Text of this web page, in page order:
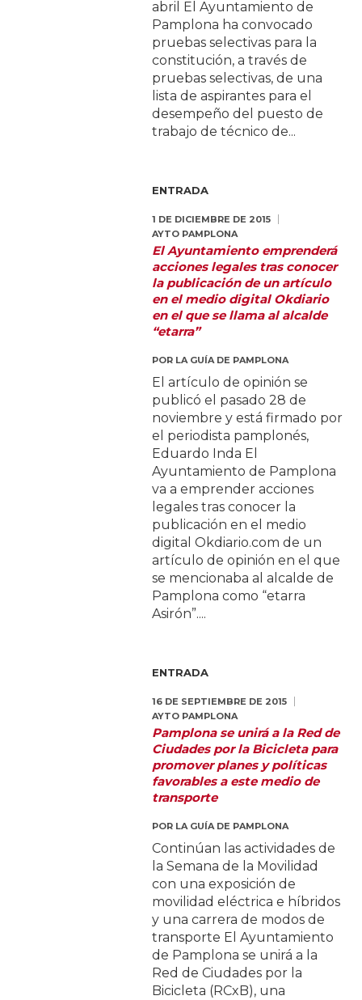
abril El Ayuntamiento de
Pamplona ha convocado
pruebas selectivas para la
constitución, a través de
pruebas selectivas, de una
lista de aspirantes para el
desempeño del puesto de
trabajo de técnico de...
ENTRADA
1 DE DICIEMBRE DE 2015
AYTO PAMPLONA
El Ayuntamiento emprenderá
acciones legales tras conocer
la publicación de un artículo
en el medio digital Okdiario
en el que se llama al alcalde
“etarra”
POR LA GUÍA DE PAMPLONA
El artículo de opinión se
publicó el pasado 28 de
noviembre y está firmado por
el periodista pamplonés,
Eduardo Inda El
Ayuntamiento de Pamplona
va a emprender acciones
legales tras conocer la
publicación en el medio
digital Okdiario.com de un
artículo de opinión en el que
se mencionaba al alcalde de
Pamplona como “etarra
Asirón”....
ENTRADA
16 DE SEPTIEMBRE DE 2015
AYTO PAMPLONA
Pamplona se unirá a la Red de
Ciudades por la Bicicleta para
promover planes y políticas
favorables a este medio de
transporte
POR LA GUÍA DE PAMPLONA
Continúan las actividades de
la Semana de la Movilidad
con una exposición de
movilidad eléctrica e híbridos
y una carrera de modos de
transporte El Ayuntamiento
de Pamplona se unirá a la
Red de Ciudades por la
Bicicleta (RCxB), una